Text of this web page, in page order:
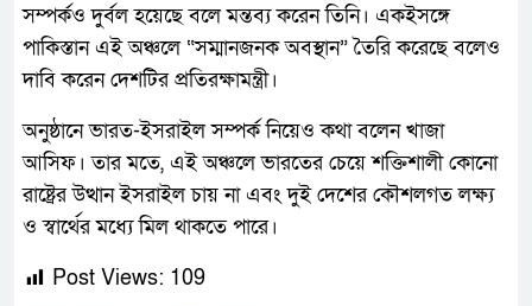
সম্পর্কও দুর্বল হয়েছে বলে মন্তব্য করেন তিনি। একইসঙ্গে
পাকিস্তান এই অঞ্চলে “সম্মানজনক অবস্থান” তৈরি করেছে বলেও
দাবি করেন দেশটির প্রতিরক্ষামন্ত্রী।
অনুষ্ঠানে ভারত-ইসরাইল সম্পর্ক নিয়েও কথা বলেন খাজা
আসিফ। তার মতে, এই অঞ্চলে ভারতের চেয়ে শক্তিশালী কোনো
রাষ্ট্রের উত্থান ইসরাইল চায় না এবং দুই দেশের কৌশলগত লক্ষ্য
ও স্বার্থের মধ্যে মিল থাকতে পারে।
Post Views: 109